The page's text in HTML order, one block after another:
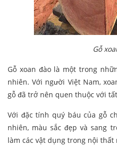
Gỗ
Gỗ xoan đào là một trong
nhiên. Với người Việt Nam,
gỗ đã trở nên quen thuộc với
Với đặc tính quý báu của gỗ
nhiên, màu sắc đẹp và sang
làm các vật dụng trong nội